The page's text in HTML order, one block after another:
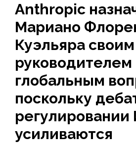
Anthropic
Мариано
Куэльяра
руководителем
глобальным
поскольку
регулировании
усиливаются